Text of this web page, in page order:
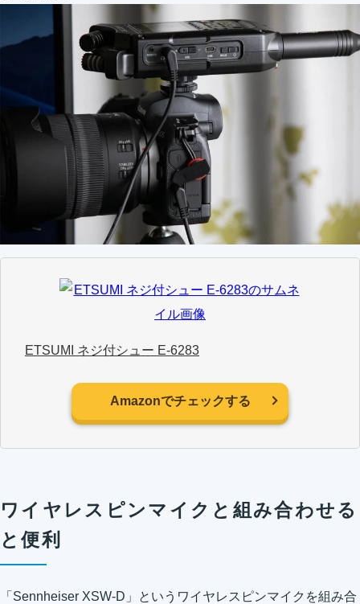
ETSUMI ネジ付シュー E-6283
Amazonでチェックする
ワイヤレスピンマイクと組み合わせる
と便利
「Sennheiser XSW-D」というワイヤレスピンマイクを組み合